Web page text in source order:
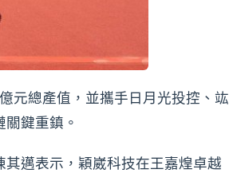
元總產值，並攜手日月光投控、竑
鍵重鎮。
邁表示，穎崴科技在王嘉煌卓越